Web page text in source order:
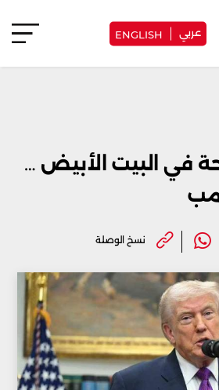
عربي ENGLISH
في البيت الأبيض …
نسخ الوصلة